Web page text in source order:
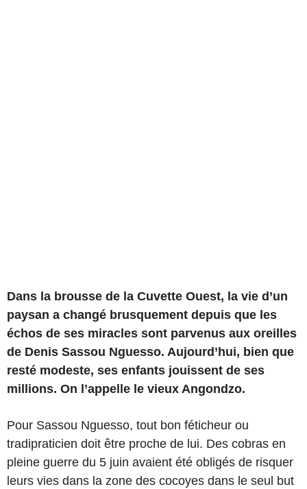
Dans la brousse de la Cuvette Ouest, la vie d’un
paysan a changé brusquement depuis que les
échos de ses miracles sont parvenus aux oreilles
de Denis Sassou Nguesso. Aujourd’hui, bien que
resté modeste, ses enfants jouissent de ses
millions. On l’appelle le vieux Angondzo.
Pour Sassou Nguesso, tout bon féticheur ou
tradipraticien doit être proche de lui. Des cobras en
pleine guerre du 5 juin avaient été obligés de risquer
leurs vies dans la zone des cocoyes dans le seul but